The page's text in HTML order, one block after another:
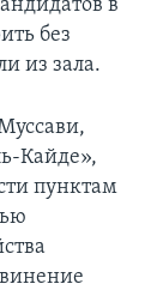
в
без
из зала.
Кайде»,
пунктам